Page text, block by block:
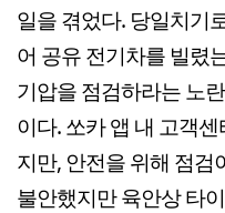
일을 겪었다. 당일치기
어 공유 전기차를 빌렸
기압을 점검하라는 노
이다. 쏘카 앱 내 고객
지만, 안전을 위해 점
불안했지만 육안상 타